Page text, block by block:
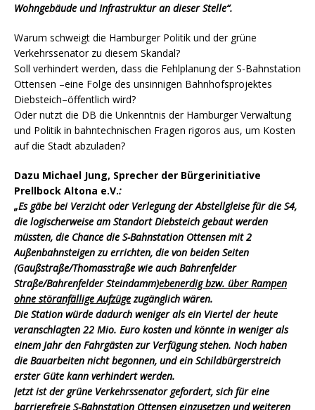
Wohngebäude und Infrastruktur an dieser Stelle“.
Warum schweigt die Hamburger Politik und der grüne
Verkehrssenator zu diesem Skandal?
Soll verhindert werden, dass die Fehlplanung der S-Bahnstation
Ottensen –eine Folge des unsinnigen Bahnhofsprojektes
Diebsteich–öffentlich wird?
Oder nutzt die DB die Unkenntnis der Hamburger Verwaltung
und Politik in bahntechnischen Fragen rigoros aus, um Kosten
auf die Stadt abzuladen?
Dazu Michael Jung, Sprecher der Bürgerinitiative
Prellbock Altona e.V.:
„Es gäbe bei Verzicht oder Verlegung der Abstellgleise für die S4,
die logischerweise am Standort Diebsteich gebaut werden
müssten, die Chance die S-Bahnstation Ottensen mit 2
Außenbahnsteigen zu errichten, die von beiden Seiten
(Gaußstraße/Thomasstraße wie auch Bahrenfelder
Straße/Bahrenfelder Steindamm)ebenerdig bzw. über Rampen
ohne störanfällige Aufzüge zugänglich wären.
Die Station würde dadurch weniger als ein Viertel der heute
veranschlagten 22 Mio. Euro kosten und könnte in weniger als
einem Jahr den Fahrgästen zur Verfügung stehen. Noch haben
die Bauarbeiten nicht begonnen, und ein Schildbürgerstreich
erster Güte kann verhindert werden.
Jetzt ist der grüne Verkehrssenator gefordert, sich für eine
barrierefreie S-Bahnstation Ottensen einzusetzen und weiteren